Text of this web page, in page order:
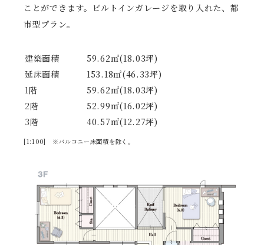
ことができます。ビルトインガレージを取り入れた、都
市型プラン。
建築面積
59.62㎡(18.03坪)
延床面積
153.18㎡(46.33坪)
1階
59.62㎡(18.03坪)
2階
52.99㎡(16.02坪)
3階
40.57㎡(12.27坪)
[1:100] ※バルコニー床面積を除く。